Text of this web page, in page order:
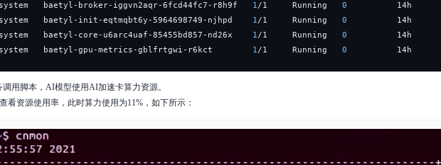
baetyl-broker-iggvn2aqr-6fcd44fc7-r8h9f 1/1     Running 0
baetyl-init-eqtmqbt6y-5964698749-njhpd 1/1     Running 0
baetyl-core-u6arc4uaf-85455bd857-nd26x 1/1     Running 0
system   baetyl-gpu-metrics-gblfrtgwi-r6kct 1/1     Running 0
          14h
用脚本，AI模型使用AI加速卡算力资源。
看资源使用率，此时算力使用为11%，如下所示：